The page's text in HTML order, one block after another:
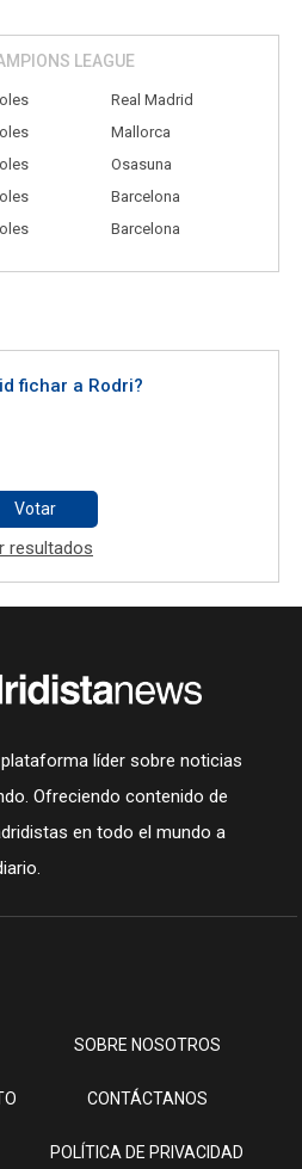
LEAGUE
Real Madrid
Mallorca
Osasuna
Barcelona
Barcelona
fichar a Rodri?
Votar
resultados
líder sobre noticias
Ofreciendo contenido de
en todo el mundo a
SOBRE NOSOTROS
CONTÁCTANOS
POLÍTICA DE PRIVACIDAD